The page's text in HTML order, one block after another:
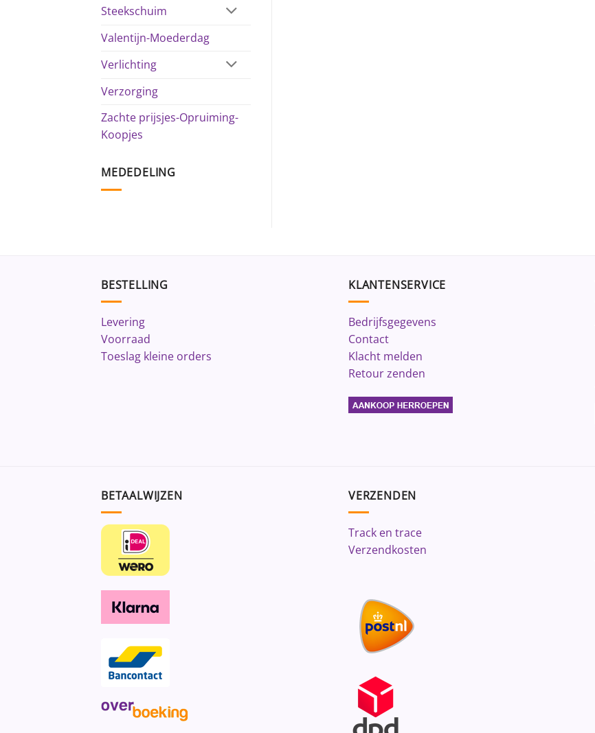
Steekschuim
Valentijn-Moederdag
Verlichting
Verzorging
Zachte prijsjes-Opruiming-
Koopjes
MEDEDELING
BESTELLING
Levering
Voorraad
Toeslag kleine orders
KLANTENSERVICE
Bedrijfsgegevens
Contact
Klacht melden
Retour zenden
BETAALWIJZEN VERZENDEN
Track en trace
Verzendkosten